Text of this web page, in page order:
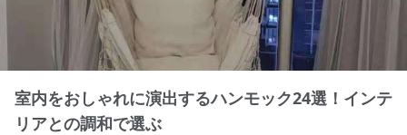
室内をおしゃれに演出するハンモック24選！インテ
リアとの調和で選ぶ